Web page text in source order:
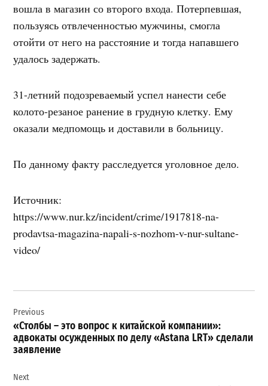
вошла в магазин со второго входа. Потерпевшая,
пользуясь отвлеченностью мужчины, смогла
отойти от него на расстояние и тогда напавшего
удалось задержать.
31-летний подозреваемый успел нанести себе
колото-резаное ранение в грудную клетку. Ему
оказали медпомощь и доставили в больницу.
По данному факту расследуется уголовное дело.
Источник:
https://www.nur.kz/incident/crime/1917818-na-
prodavtsa-magazina-napali-s-nozhom-v-nur-sultane-
video/
по
записям
Previous
«Столбы – это вопрос к китайской компании»:
адвокаты осужденных по делу «Astana LRT» cделали
заявление
Next